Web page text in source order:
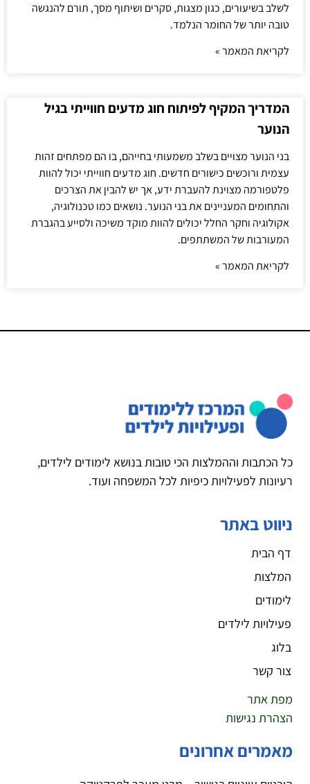
לשלב בשיעורים, כגון מצגות, סקרים ושיתוף מסך, תורם להנגשה
טובה יותר של החומר הנלמד.
לקריאת המאמר »
המדריך המקיף לפיתוח חוג מדעים חווייתי בגיל
הנוער
בני הנוער מצויים בשלב משמעותי בחייהם, בו הם מפתחים זהות
עצמית ורוכשים כישורים חדשים. חוג מדעים חווייתי יכול להוות
פלטפורמה מצוינת להעברת ידע, אך יש להבין את הצרכים
והתחומים המעניינים את בני הנוער. נושאים כמו טכנולוגיה,
אקולוגיה וחקר החלל יכולים להוות מוקד משיכה ולסייע בהגברת
המעורבות של המשתתפים.
לקריאת המאמר »
כל הכתבות וההמלצות הכי טובות בנושא לימודים לילדים,
רעיונות לפעילויות כיפיות לכל המשפחה ועוד.
ניווט באתר
דף הבית
המלצות
לימודים
פעילויות לילדים
בלוג
צור קשר
מפת אתר
הצהרת נגישות
מאמרים אחרונים